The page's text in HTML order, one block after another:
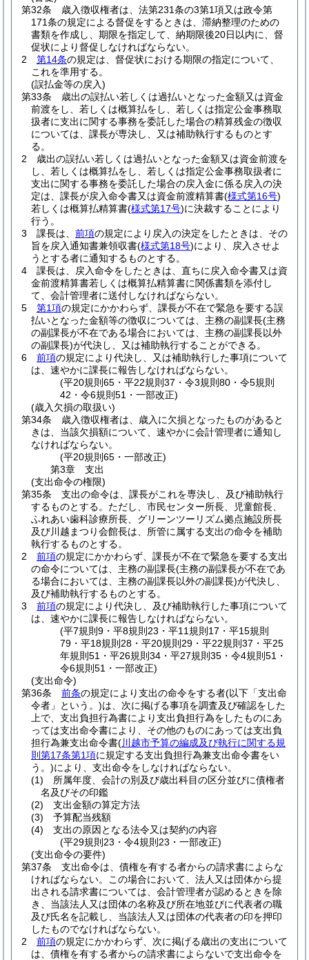
第32条
歳入徴収権者は、法第231条の3第1項又は政令第
171条の規定による督促をするときは、滞納整理のための
書類を作成し、期限を指定して、納期限後20日以内に、督
促状により督促しなければならない。
2
第14条の規定は、督促状における期限の指定について、
これを準用する。
(誤払金等の戻入)
第33条
歳出の誤払い若しくは過払いとなった金額又は資金
前渡をし、若しくは概算払をし、若しくは指定公金事務取
扱者に支出に関する事務を委託した場合の精算残金の徴収
については、課長が専決し、又は補助執行するものとす
る。
2
歳出の誤払い若しくは過払いとなった金額又は資金前渡を
し、若しくは概算払をし、若しくは指定公金事務取扱者に
支出に関する事務を委託した場合の戻入金に係る戻入の決
定は、課長が戻入命令書又は資金前渡精算書(様式第16号)
若しくは概算払精算書(様式第17号)に決裁することにより
行う。
3
課長は、 前項の規定により戻入の決定をしたときは、その
旨を戻入通知書兼領収書(様式第18号)により、戻入させよ
うとする者に通知するものとする。
4
課長は、戻入命令をしたときは、直ちに戻入命令書又は資
金前渡精算書若しくは概算払精算書に関係書類を添付し
て、会計管理者に送付しなければならない。
5
第1項の規定にかかわらず、課長が不在で緊急を要する誤
払いとなった金額等の徴収については、主務の副課長(主務
の副課長が不在である場合においては、主務の副課長以外
の副課長)が代決し、又は補助執行することができる。
6
前項の規定により代決し、又は補助執行した事項について
は、速やかに課長に報告しなければならない。
(平20規則65・平22規則37・令3規則80・令5規則
42・令6規則51・一部改正)
(歳入欠損の取扱い)
第34条
歳入徴収権者は、歳入に欠損となったものがあると
きは、当該欠損額について、速やかに会計管理者に通知し
なければならない。
(平20規則65・一部改正)
第3章
支出
(支出命令の権限)
第35条
支出の命令は、課長がこれを専決し、及び補助執行
するものとする。 ただし、市民センター所長、児童館長、
ふれあい歯科診療所長、グリーンツーリズム拠点施設所長
及び川越まつり会館長は、所管に属する支出の命令を補助
執行するものとする。
2
前項の規定にかかわらず、課長が不在で緊急を要する支出
の命令については、主務の副課長(主務の副課長が不在であ
る場合においては、主務の副課長以外の副課長)が代決し、
及び補助執行するものとする。
3
前項の規定により代決し、及び補助執行した事項について
は、速やかに課長に報告しなければならない。
(平7規則9・平8規則23・平11規則17・平15規則
79・平18規則28・平20規則29・平22規則37・平25
年規則51・平26規則34・平27規則35・令4規則51・
令6規則51・一部改正)
(支出命令)
第36条
前条の規定により支出の命令をする者(以下「支出命
令者」という。)は、次に掲げる事項を調査及び確認をした
上で、支出負担行為書により支出負担行為をしたものにあ
っては支出命令書により、その他のものにあっては支出負
担行為兼支出命令書(川越市予算の編成及び執行に関する規
則第17条第1項に規定する支出負担行為兼支出命令書をい
う。)により、支出命令をしなければならない。
(1)
所属年度、会計の別及び歳出科目の区分並びに債権者
名及びその印鑑
(2)
支出金額の算定方法
(3)
予算配当残額
(4)
支出の原因となる法令又は契約の内容
(平29規則23・令4規則23・一部改正)
(支出命令の要件)
第37条
支出命令は、債権を有する者からの請求書によらな
ければならない。
この場合において、法人又は団体から提
出される請求書については、会計管理者が認めるときを除
き、当該法人又は団体の名称及び所在地並びに代表者の職
及び氏名を記載し、当該法人又は団体の代表者の印を押印
したものでなければならない。
2
前項の規定にかかわらず、次に掲げる歳出の支出について
は、債権を有する者からの請求書によらないで支出命令を